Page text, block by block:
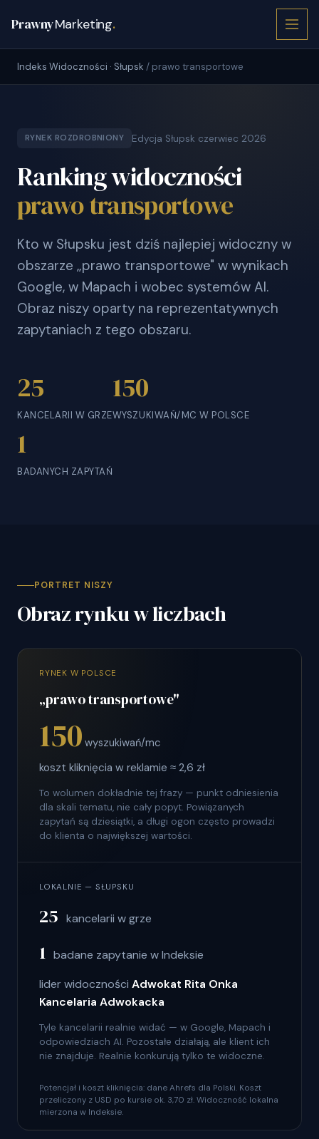
PrawnyMarketing.
Indeks Widoczności · Słupsk / prawo transportowe
RYNEK ROZDROBNIONY Edycja Słupsk czerwiec 2026
Ranking widoczności
prawo transportowe
Kto w Słupsku jest dziś najlepiej widoczny w
obszarze „prawo transportowe" w wynikach
Google, w Mapach i wobec systemów AI.
Obraz niszy oparty na reprezentatywnych
zapytaniach z tego obszaru.
25
KANCELARII W GRZE
150
WYSZUKIWAŃ/MC W POLSCE
1
BADANYCH ZAPYTAŃ
PORTRET NISZY
Obraz rynku w liczbach
RYNEK W POLSCE
„prawo transportowe"
150 wyszukiwań/mc
koszt kliknięcia w reklamie ≈ 2,6 zł
To wolumen dokładnie tej frazy — punkt odniesienia
dla skali tematu, nie cały popyt. Powiązanych
zapytań są dziesiątki, a długi ogon często prowadzi
do klienta o największej wartości.
LOKALNIE — SŁUPSKU
25 kancelarii w grze
1 badane zapytanie w Indeksie
lider widoczności Adwokat Rita Onka
Kancelaria Adwokacka
Tyle kancelarii realnie widać — w Google, Mapach i
odpowiedziach AI. Pozostałe działają, ale klient ich
nie znajduje. Realnie konkurują tylko te widoczne.
Potencjał i koszt kliknięcia: dane Ahrefs dla Polski. Koszt
przeliczony z USD po kursie ok. 3,70 zł. Widoczność lokalna
mierzona w Indeksie.